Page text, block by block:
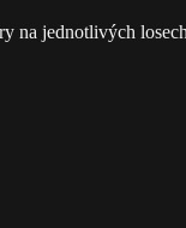
na jednotlivých